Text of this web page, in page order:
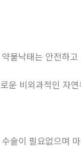
약물낙태는 안전하
운 비외과적인 자
술이 필요없으며